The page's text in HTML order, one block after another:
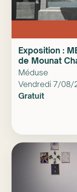
Exposition :
de Mounat
Méduse
Vendredi 7/08/
Gratuit